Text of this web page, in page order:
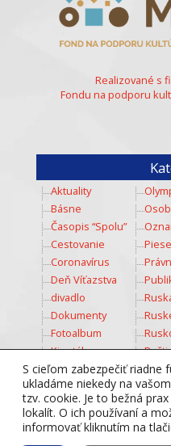
S cieľom zabezpečiť riadne
ukladáme niekedy na
tzv. cookie. Je to bežná
lokalít. O ich používaní a
informovať kliknutím na
Realizované s
Fondu na podporu
Aktuality
Básne
Časopis “Spolu”
Cestovanie
Coronavírus
Deň Víťazstva
divadlo
Dokumenty
Fotoalbum
Kinotábor
Kozmos
Kultúra
Mladež
Multimedia
Nesmrteľný pluk
Šport
Súťaž